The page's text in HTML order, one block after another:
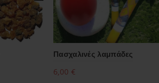
Πασχαλινές λαμπάδες
6,00 €